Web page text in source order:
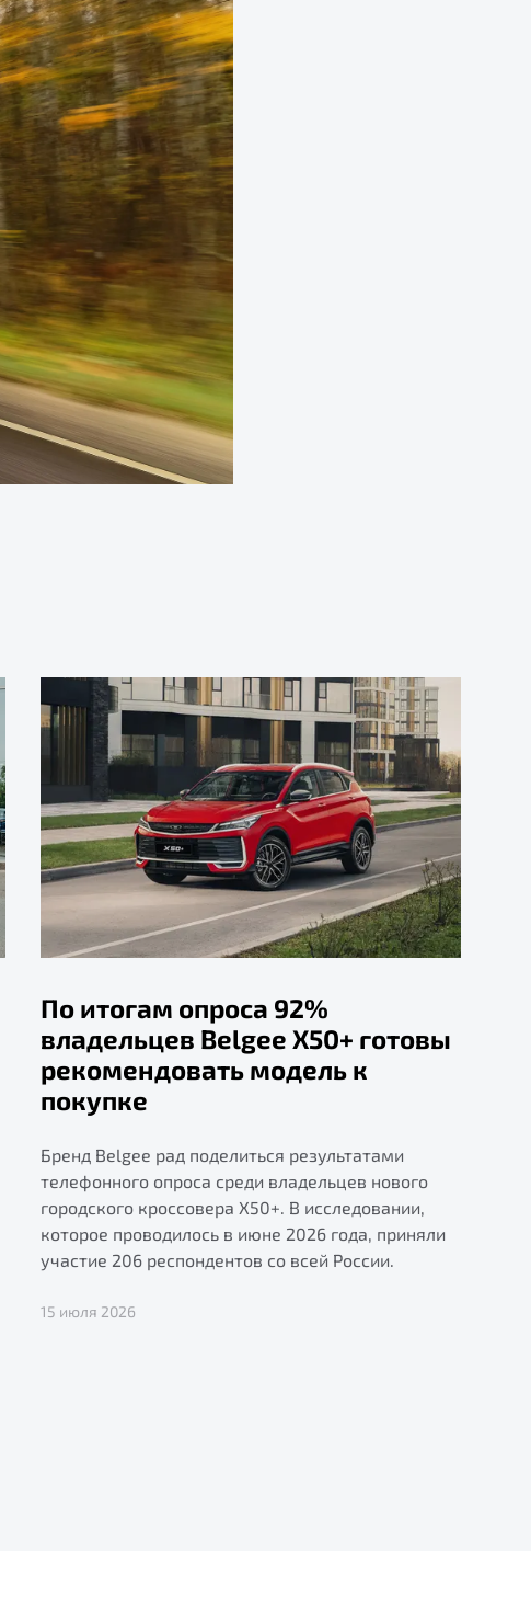
По итогам опроса 92%
владельцев Belgee X50+ готовы
рекомендовать модель к
покупке
Бренд Belgee рад поделиться результатами
телефонного опроса среди владельцев нового
городского кроссовера X50+. В исследовании,
которое проводилось в июне 2026 года, приняли
участие 206 респондентов со всей России.
15 июля 2026